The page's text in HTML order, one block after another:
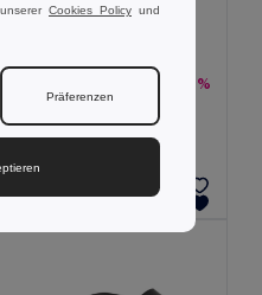
-10%
CATCH&PLAY Ballspiel
GiftRetail IT3852
Cookies Policy und
Präferenzen